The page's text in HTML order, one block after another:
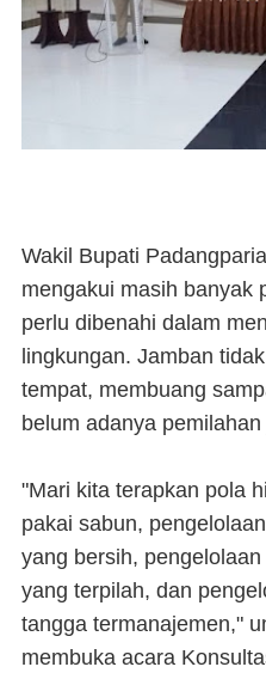
Wakil Bupati
mengakui masih banyak
perlu dibenahi dalam
lingkungan. Jamban
tempat, membuang
belum adanya
"Mari kita terapkan pola
pakai sabun,
yang bersih,
yang terpilah, dan
tangga termanajemen,"
membuka acara